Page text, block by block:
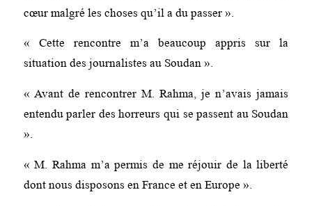
cœur malgré les choses qu’il a du passer ».
« Cette rencontre m’a beaucoup appris sur la
situation des journalistes au Soudan ».
« Avant de rencontrer M. Rahma, je n’avais jamais
entendu parler des horreurs qui se passent au Soudan
».
« M. Rahma m’a permis de me réjouir de la liberté
dont nous disposons en France et en Europe ».